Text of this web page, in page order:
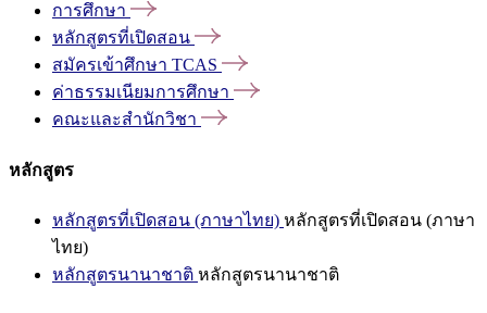
การศึกษา
หลักสูตรที่เปิดสอน
สมัครเข้าศึกษา TCAS
ค่าธรรมเนียมการศึกษา
คณะและสำนักวิชา
หลักสูตร
หลักสูตรที่เปิดสอน (ภาษาไทย) หลักสูตรที่เปิดสอน (ภาษา
ไทย)
หลักสูตรนานาชาติ หลักสูตรนานาชาติ